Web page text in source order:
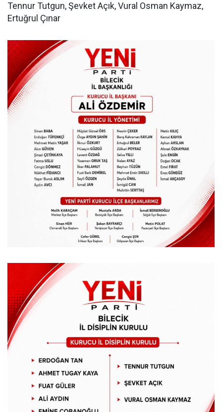
Tennur Tutgun, Şevket Açık, Vural Osman Kaymaz,
Ertuğrul Çınar